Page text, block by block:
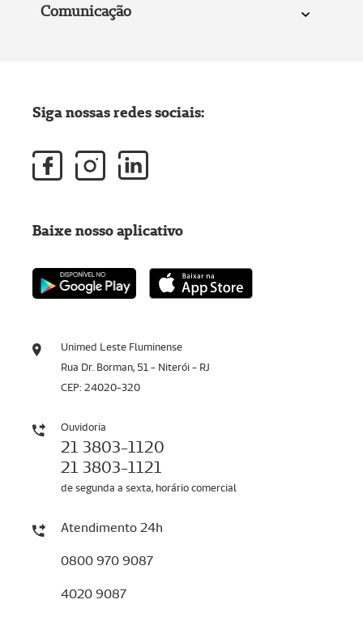
Comunicação
Unimed Leste Fluminense
Rua Dr. Borman, 51 - Niterói - RJ
CEP: 24020-320
Ouvidoria
21 3803-1120
21 3803-1121
de segunda a sexta, horário comercial
Atendimento 24h
0800 970 9087
4020 9087
Siga nossas redes sociais:
Baixe nosso aplicativo